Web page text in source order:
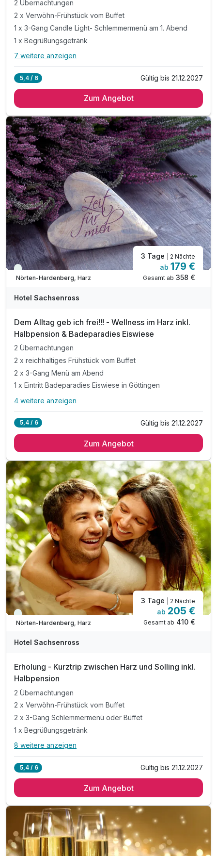
2 Übernachtungen
2 x Verwöhn-Frühstück vom Buffet
1 x 3-Gang Candle Light- Schlemmermenü am 1. Abend
1 x Begrüßungsgetränk
Alle Inklusivleistungen
2 x Verwöhn-Frühstück vom Buffet
1 x Begrüßungsgetränk
inkl. Entspannung im Wellness & Spa Bereich
inkl. Finnische Sauna 90°& Bio Sauna 60°
inkl. Eisbrunnen & Rainshower Duschen
inkl. Infrarot Kabine
inkl. Leihbademantel und -Slipper
inkl. Parkplatz
inkl. W-LAN
7 weitere anzeigen
5,4 / 6 Gültig bis 21.12.2027
Zum Angebot
Viele Termine frei
Nörten-Hardenberg, Harz
3 Tage | 2 Nächte
ab 179 €
Gesamt ab 358 €
Hotel Sachsenross
Dem Alltag geb ich frei!!! - Wellness im Harz inkl.
Halbpension & Badeparadies Eiswiese
2 Übernachtungen
2 x reichhaltiges Frühstück vom Buffet
2 x 3-Gang Menü am Abend
1 x Eintritt Badeparadies Eiswiese in Göttingen
Alle Inklusivleistungen
2 x reichhaltiges Frühstück vom Buffet
1 x Eintritt Badeparadies Eiswiese in Göttingen
inkl. Entspannung im Spa Bereich
inkl. kuscheliger Leihbademantel
inkl. Begrüßungsgetränk
inkl. Parkplatz am Hotel
4 weitere anzeigen
5,4 / 6 Gültig bis 21.12.2027
Zum Angebot
Viele Termine frei
Nörten-Hardenberg, Harz
3 Tage | 2 Nächte
ab 205 €
Gesamt ab 410 €
Hotel Sachsenross
Erholung - Kurztrip zwischen Harz und Solling inkl.
Halbpension
2 Übernachtungen
2 x Verwöhn-Frühstück vom Buffet
2 x 3-Gang Schlemmermenü oder Büffet
1 x Begrüßungsgetränk
Alle Inklusivleistungen
2 x Verwöhn-Frühstück vom Buffet
1 x Begrüßungsgetränk
inkl. Entspannung im Wellness & Spa Bereich
inkl. Finnische Sauna 90°& Bio Sauna 60°
inkl. Eisbrunnen & Rainshower Duschen
8 weitere anzeigen
5,4 / 6 Gültig bis 21.12.2027
Zum Angebot